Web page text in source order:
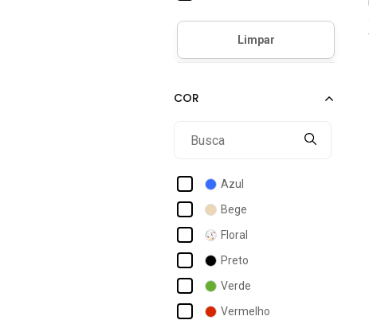
Bbonnie
Bright Girl's
Cia Do Vestido
Azul
Bege
Floral
Preto
Verde
Vermelho